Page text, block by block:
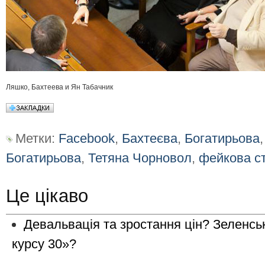
Ляшко, Бахтеева и Ян Табачник
Метки: Facebook, Бахтеєва, Богатирьова
Богатирьова, Тетяна Чорновол, фейкова
Це цікаво
Девальвація та зростання цін?
курсу 30»?